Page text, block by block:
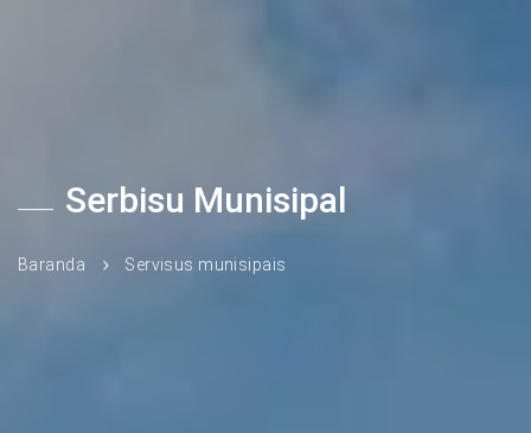
Serbisu Munisipal
Baranda Servisus munisipais